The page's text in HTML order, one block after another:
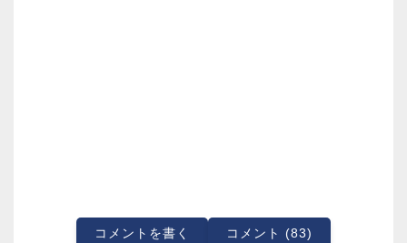
コメントを書く コメント (83)